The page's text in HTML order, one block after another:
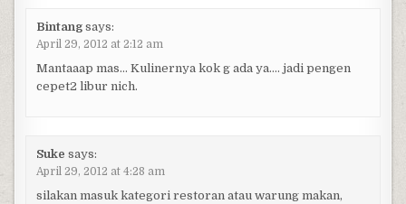
Bintang says:
April 29, 2012 at 2:12 am
Mantaaap mas… Kulinernya kok g ada ya…. jadi pengen
cepet2 libur nich.
Suke says:
April 29, 2012 at 4:28 am
silakan masuk kategori restoran atau warung makan,